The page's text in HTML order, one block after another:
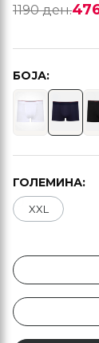
1190 ден.
БОЈА:
ГОЛЕМИНА:
XXL